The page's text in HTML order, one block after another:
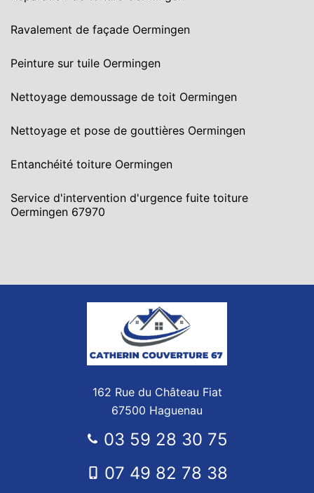
Ravalement de façade Oermingen
Peinture sur tuile Oermingen
Nettoyage demoussage de toit Oermingen
Nettoyage et pose de gouttières Oermingen
Entanchéité toiture Oermingen
Service d'intervention d'urgence fuite toiture
Oermingen 67970
162 Rue du Château Fiat
67500 Haguenau
03 59 28 30 75
07 49 82 78 38